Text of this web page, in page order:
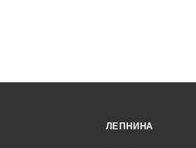
ЛЕПНИНА